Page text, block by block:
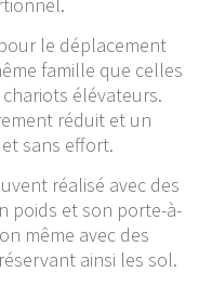
le déplacement
famille que celles
élévateurs.
réduit et un
sans effort.
réalisé avec des
poids et son porte-à-
même avec des
ainsi les sol.